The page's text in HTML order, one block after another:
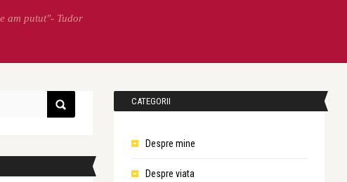
am putut"- Tudor
CATEGORII
Despre mine
Despre viata